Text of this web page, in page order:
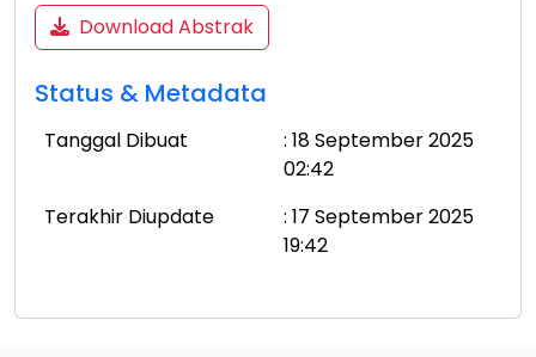
Download Abstrak
Status & Metadata
Tanggal Dibuat
: 18 September 2025
02:42
Terakhir Diupdate
: 17 September 2025
19:42